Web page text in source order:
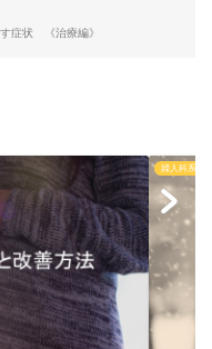
症状 《治療編》
婦人科系